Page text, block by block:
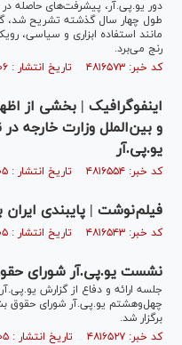
دور یو.پی.آر، پیشرفت‌های حاصله
طول چهار سال گذشته تشریح شد،
مانند استفاده ابزاری و سیاسی،
رنج می‌برد.
کد خبر: ۴۸۱۶۵۷۳ تاریخ انتشار : ۱۴۰۳/۱۱/۰۶
اینفوگرافیک | بخشی از
یو.پی.آر
کد خبر: ۴۸۱۶۵۵۴ تاریخ انتشار : ۱۴۰۳/۱۱/۰۵
فیلم‌نوشت | پایبندی
کد خبر: ۴۸۱۶۵۴۳ تاریخ انتشار : ۱۴۰۳/۱۱/۰۵
نشست یو.پی.آر شورای
جلسه ارائه و دفاع از گزارش
برگزار شد.
کد خبر: ۴۸۱۶۵۲۷ تاریخ انتشار : ۱۴۰۳/۱۱/۰۵